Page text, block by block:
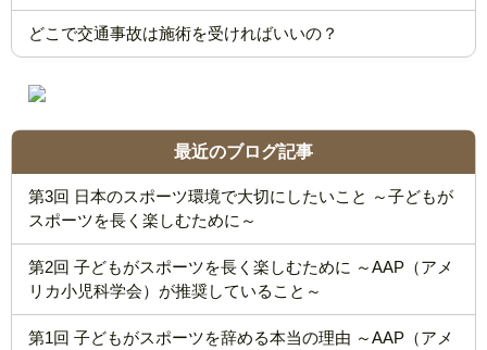
どこで交通事故は施術を受ければいいの？
最近のブログ記事
第3回 日本のスポーツ環境で大切にしたいこと ～子どもが
スポーツを長く楽しむために～
第2回 子どもがスポーツを長く楽しむために ～AAP（アメ
リカ小児科学会）が推奨していること～
第1回 子どもがスポーツを辞める本当の理由 ～AAP（アメ